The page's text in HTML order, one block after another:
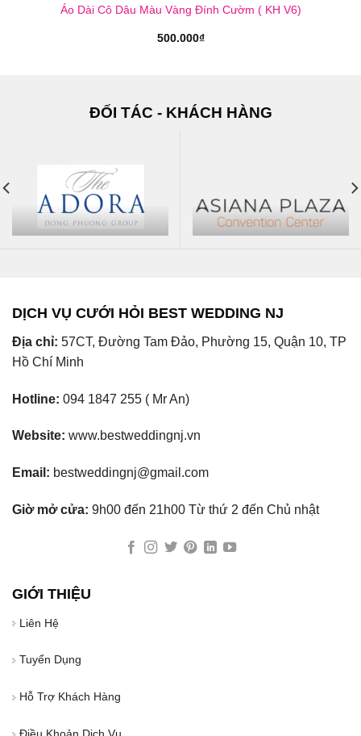
Áo Dài Cô Dâu Màu Vàng Đính Cườm ( KH V6)
500.000₫
ĐỐI TÁC - KHÁCH HÀNG
DỊCH VỤ CƯỚI HỎI BEST WEDDING NJ
Địa chỉ: 57CT, Đường Tam Đảo, Phường 15, Quận 10, TP
Hồ Chí Minh
Hotline: 094 1847 255 ( Mr An)
Website: www.bestweddingnj.vn
Email: bestweddingnj@gmail.com
Giờ mở cửa: 9h00 đến 21h00 Từ thứ 2 đến Chủ nhật
GIỚI THIỆU
Liên Hệ
Tuyển Dụng
Hỗ Trợ Khách Hàng